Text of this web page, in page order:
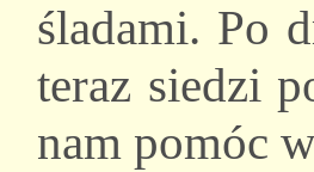
śladami. Po
teraz siedzi
nam pomóc